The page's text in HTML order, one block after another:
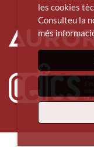
les cookies
Consulteu la
més